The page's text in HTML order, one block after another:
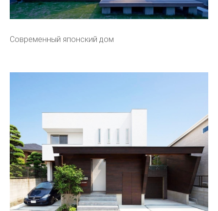
Современный японский дом